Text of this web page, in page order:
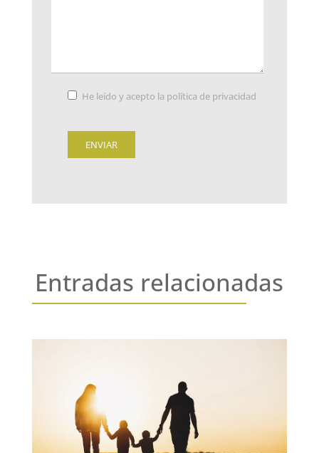
He leído y acepto la política de privacidad
Entradas relacionadas